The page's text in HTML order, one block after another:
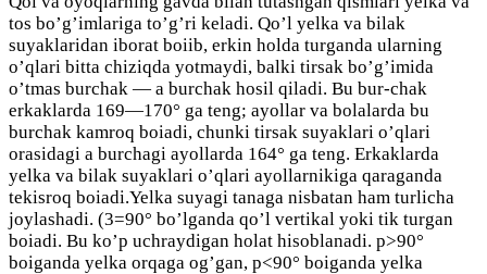
tos bo’g’imlariga to’g’ri keladi. Qo’l yelka va bilak
suyaklaridan iborat boiib, erkin holda turganda ularning
o’qlari bitta chiziqda yotmaydi, balki tirsak bo’g’imida
o’tmas burchak — a burchak hosil qiladi. Bu bur-chak
erkaklarda 169—170° ga teng; ayollar va bolalarda bu
burchak kamroq boiadi, chunki tirsak suyaklari o’qlari
orasidagi a burchagi ayollarda 164° ga teng. Erkaklarda
yelka va bilak suyaklari o’qlari ayollarnikiga qaraganda
tekisroq boiadi.Yelka suyagi tanaga nisbatan ham turlicha
joylashadi. (3=90° bo’lganda qo’l vertikal yoki tik turgan
boiadi. Bu ko’p uchraydigan holat hisoblanadi. p>90°
boiganda yelka orqaga og’gan, p<90° boiganda yelka